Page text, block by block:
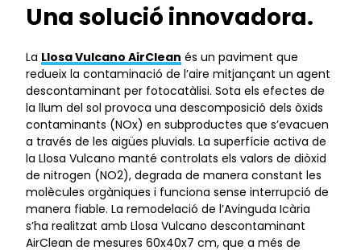
Una solució innovadora.
La Llosa Vulcano AirClean és un paviment que
redueix la contaminació de l’aire mitjançant un agent
descontaminant per fotocatàlisi. Sota els efectes de
la llum del sol provoca una descomposició dels òxids
contaminants (NOx) en subproductes que s’evacuen
a través de les aigües pluvials. La superfície activa de
la Llosa Vulcano manté controlats els valors de diòxid
de nitrogen (NO2), degrada de manera constant les
molècules orgàniques i funciona sense interrupció de
manera fiable. La remodelació de l’Avinguda Icària
s’ha realitzat amb Llosa Vulcano descontaminant
AirClean de mesures 60x40x7 cm, que a més de